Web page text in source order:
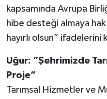
kapsamında Avrupa
hibe desteği almaya
hayırlı olsun” ifadelerini
Uğur: “Şehrimizde
Proje”
Tarımsal Hizmetler ve